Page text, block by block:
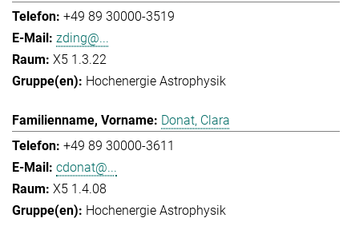
+49 89 30000-3519
zding@...
X5 1.3.22
Hochenergie Astrophysik
Donat, Clara
+49 89 30000-3611
cdonat@...
X5 1.4.08
Hochenergie Astrophysik